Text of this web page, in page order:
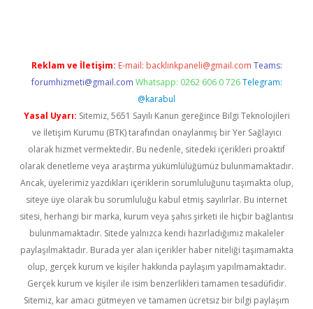
Reklam ve İletişim: E-mail: backlinkpaneli@gmail.com Teams:
forumhizmeti@gmail.com Whatsapp: 0262 606 0 726 Telegram:
@karabul
Yasal Uyarı: Sitemiz, 5651 Sayılı Kanun gereğince Bilgi Teknolojileri
ve İletişim Kurumu (BTK) tarafından onaylanmış bir Yer Sağlayıcı
olarak hizmet vermektedir. Bu nedenle, sitedeki içerikleri proaktif
olarak denetleme veya araştırma yükümlülüğümüz bulunmamaktadır.
Ancak, üyelerimiz yazdıkları içeriklerin sorumluluğunu taşımakta olup,
siteye üye olarak bu sorumluluğu kabul etmiş sayılırlar. Bu internet
sitesi, herhangi bir marka, kurum veya şahıs şirketi ile hiçbir bağlantısı
bulunmamaktadır. Sitede yalnızca kendi hazırladığımız makaleler
paylaşılmaktadır. Burada yer alan içerikler haber niteliği taşımamakta
olup, gerçek kurum ve kişiler hakkında paylaşım yapılmamaktadır.
Gerçek kurum ve kişiler ile isim benzerlikleri tamamen tesadüfidir.
Sitemiz, kar amacı gütmeyen ve tamamen ücretsiz bir bilgi paylaşım